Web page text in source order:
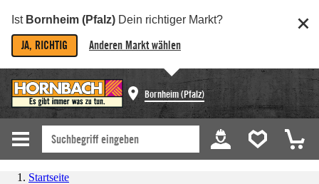
Ist Bornheim (Pfalz) Dein richtiger Markt?
JA, RICHTIG Anderen Markt wählen
Bornheim (Pfalz)
Startseite